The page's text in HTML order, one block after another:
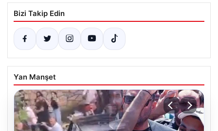
Bizi Takip Edin
Yan Manşet